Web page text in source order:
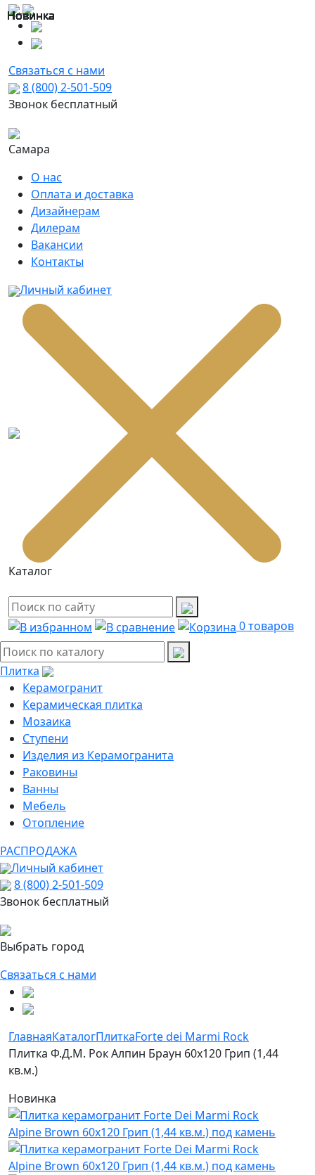
Связаться с нами
8 (800) 2-501-509
Звонок бесплатный
Самара
О нас
Оплата и доставка
Дизайнерам
Дилерам
Вакансии
Контакты
Личный кабинет
Каталог
0товаров
Плитка
Керамогранит
Керамическая плитка
Мозаика
Ступени
Изделия из Керамогранита
Раковины
Ванны
Мебель
Отопление
РАСПРОДАЖА
Личный кабинет
8 (800) 2-501-509
Звонок бесплатный
Выбрать город
Связаться с нами
ГлавнаяКаталогПлиткаForte dei Marmi Rock
Плитка Ф.Д.М. Pок Алпин Браун 60x120 Грип (1,44
кв.м.)
Новинка
Новинка
Новинка
Новинка
Новинка
Новинка
Новинка
Новинка
Новинка
Новинка
Новинка
Новинка
Новинка
Новинка
Новинка
Новинка
Новинка